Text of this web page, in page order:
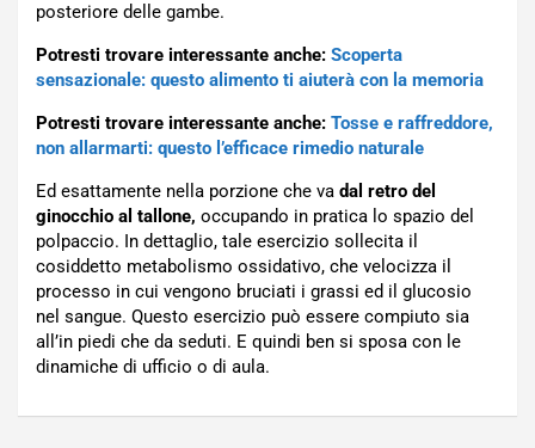
posteriore delle gambe.
Potresti trovare interessante anche: Scoperta
sensazionale: questo alimento ti aiuterà con la memoria
Potresti trovare interessante anche: Tosse e raffreddore,
non allarmarti: questo l’efficace rimedio naturale
Ed esattamente nella porzione che va dal retro del
ginocchio al tallone, occupando in pratica lo spazio del
polpaccio. In dettaglio, tale esercizio sollecita il
cosiddetto metabolismo ossidativo, che velocizza il
processo in cui vengono bruciati i grassi ed il glucosio
nel sangue. Questo esercizio può essere compiuto sia
all’in piedi che da seduti. E quindi ben si sposa con le
dinamiche di ufficio o di aula.